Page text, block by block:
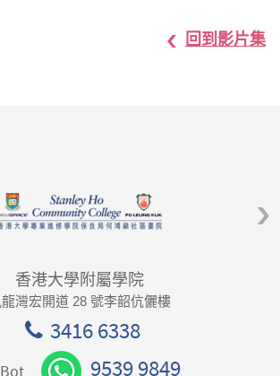
回到影片集
香港大學附屬學院
龍灣宏開道 28 號李韶伉儷樓
3416 6338
9539 9849